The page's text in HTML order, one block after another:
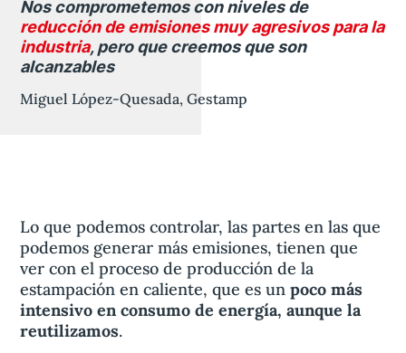
Nos comprometemos con niveles de
reducción de emisiones muy agresivos para la
industria, pero que creemos que son
alcanzables
Miguel López-Quesada, Gestamp
Lo que podemos controlar, las partes en las que
podemos generar más emisiones, tienen que
ver con el proceso de producción de la
estampación en caliente, que es unpoco más
intensivo en consumo de energía, aunque la
reutilizamos.